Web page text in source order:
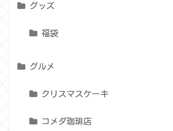
グッズ
福袋
グルメ
クリスマスケーキ
コメダ珈琲店